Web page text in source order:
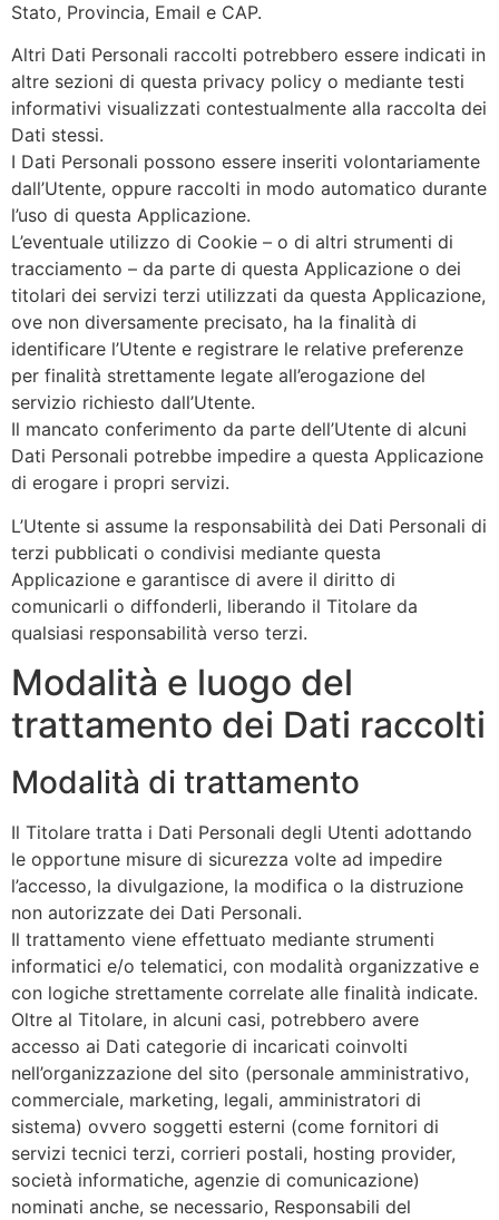
Stato, Provincia, Email e CAP.
Altri Dati Personali raccolti potrebbero essere indicati in
altre sezioni di questa privacy policy o mediante testi
informativi visualizzati contestualmente alla raccolta dei
Dati stessi.
I Dati Personali possono essere inseriti volontariamente
dall’Utente, oppure raccolti in modo automatico durante
l’uso di questa Applicazione.
L’eventuale utilizzo di Cookie – o di altri strumenti di
tracciamento – da parte di questa Applicazione o dei
titolari dei servizi terzi utilizzati da questa Applicazione,
ove non diversamente precisato, ha la finalità di
identificare l’Utente e registrare le relative preferenze
per finalità strettamente legate all’erogazione del
servizio richiesto dall’Utente.
Il mancato conferimento da parte dell’Utente di alcuni
Dati Personali potrebbe impedire a questa Applicazione
di erogare i propri servizi.
L’Utente si assume la responsabilità dei Dati Personali di
terzi pubblicati o condivisi mediante questa
Applicazione e garantisce di avere il diritto di
comunicarli o diffonderli, liberando il Titolare da
qualsiasi responsabilità verso terzi.
Modalità e luogo del
trattamento dei Dati raccolti
Modalità di trattamento
Il Titolare tratta i Dati Personali degli Utenti adottando
le opportune misure di sicurezza volte ad impedire
l’accesso, la divulgazione, la modifica o la distruzione
non autorizzate dei Dati Personali.
Il trattamento viene effettuato mediante strumenti
informatici e/o telematici, con modalità organizzative e
con logiche strettamente correlate alle finalità indicate.
Oltre al Titolare, in alcuni casi, potrebbero avere
accesso ai Dati categorie di incaricati coinvolti
nell’organizzazione del sito (personale amministrativo,
commerciale, marketing, legali, amministratori di
sistema) ovvero soggetti esterni (come fornitori di
servizi tecnici terzi, corrieri postali, hosting provider,
società informatiche, agenzie di comunicazione)
nominati anche, se necessario, Responsabili del